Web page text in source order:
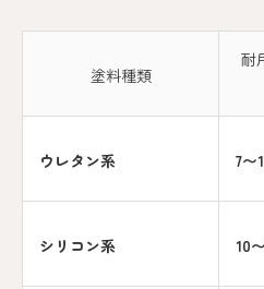
塗料種類
耐
ウレタン系 7〜
シリコン系 10